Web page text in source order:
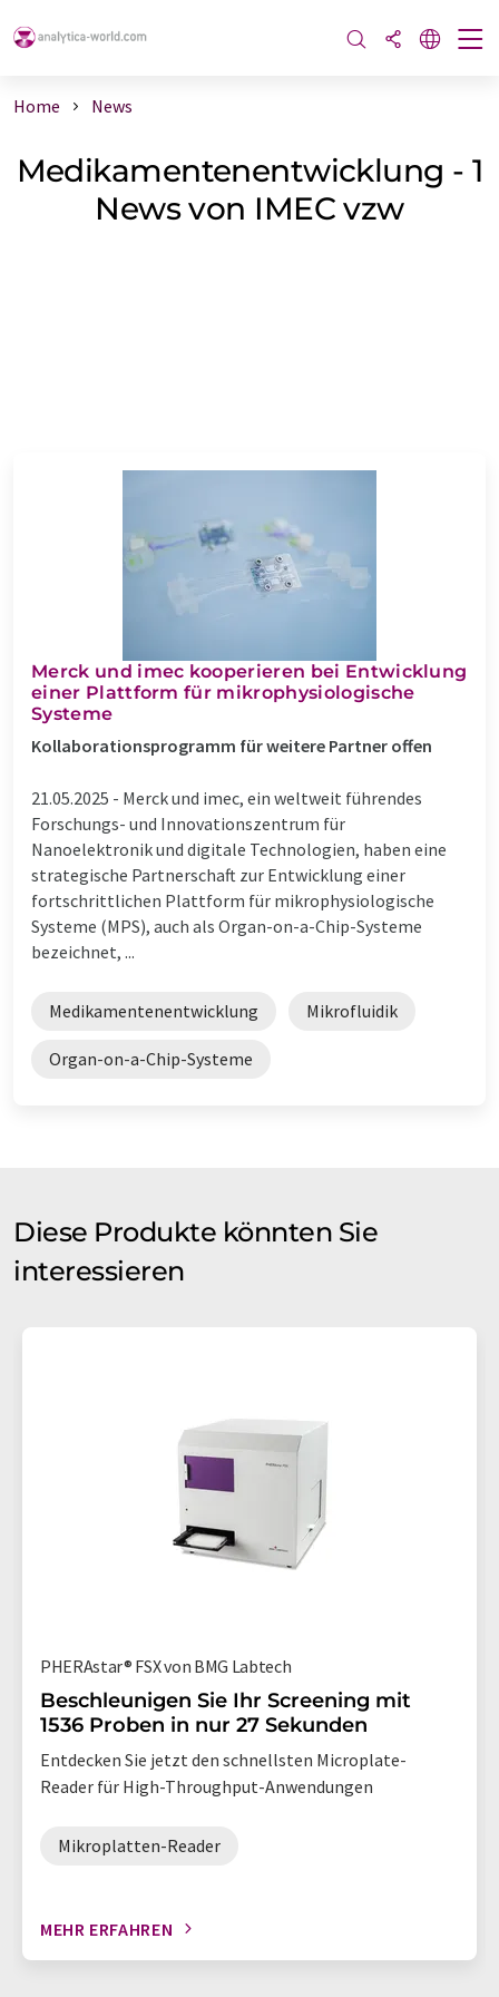
Home News
Medikamentenentwicklung - 1
News von IMEC vzw
Merck und imec kooperieren bei Entwicklung
einer Plattform für mikrophysiologische
Systeme
Kollaborationsprogramm für weitere Partner offen
21.05.2025 - Merck und imec, ein weltweit führendes
Forschungs- und Innovationszentrum für
Nanoelektronik und digitale Technologien, haben eine
strategische Partnerschaft zur Entwicklung einer
fortschrittlichen Plattform für mikrophysiologische
Systeme (MPS), auch als Organ-on-a-Chip-Systeme
bezeichnet, ...
Medikamentenentwicklung Mikrofluidik
Organ-on-a-Chip-Systeme
Diese Produkte könnten Sie
interessieren
PHERAstar® FSX von BMG Labtech
Beschleunigen Sie Ihr Screening mit
1536 Proben in nur 27 Sekunden
Entdecken Sie jetzt den schnellsten Microplate-
Reader für High-Throughput-Anwendungen
Mikroplatten-Reader
MEHR ERFAHREN